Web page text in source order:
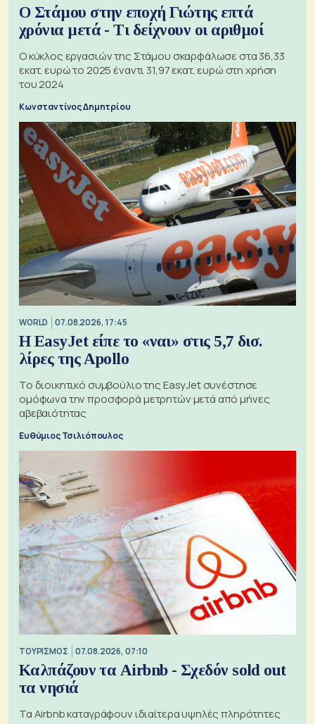
Ο Στάμου στην εποχή Γιώτης επτά
χρόνια μετά - Τι δείχνουν οι αριθμοί
Ο κύκλος εργασιών της Στάμου σκαρφάλωσε στα 36,33
εκατ. ευρώ το 2025 έναντι 31,97 εκατ. ευρώ στη χρήση
του 2024
Κωνσταντίνος Δημητρίου
WORLD 07.08.2026, 17:45
Η EasyJet είπε το «ναι» στις 5,7 δισ.
λίρες της Apollo
Το διοικητικό συμβούλιο της EasyJet συνέστησε
ομόφωνα την προσφορά μετρητών μετά από μήνες
αβεβαιότητας
Ευθύμιος Τσιλιόπουλος
ΤΟΥΡΙΣΜΟΣ 07.08.2026, 07:10
Καλπάζουν τα Airbnb - Σχεδόν sold out
τα νησιά
Τα Airbnb καταγράφουν ιδιαίτερα υψηλές πληρότητες